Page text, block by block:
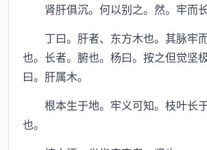
肾肝俱沉。何以别之。然。牢而长
丁曰。肝者、东方木也。其脉牢
也。长者。腑也。杨曰。按之但觉坚
曰。肝属木。
根本生于地。牢义可知。枝叶长
也。